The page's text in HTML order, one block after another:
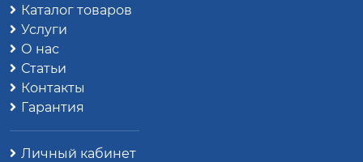
Каталог товаров
Услуги
О нас
Статьи
Контакты
Гарантия
Личный кабинет